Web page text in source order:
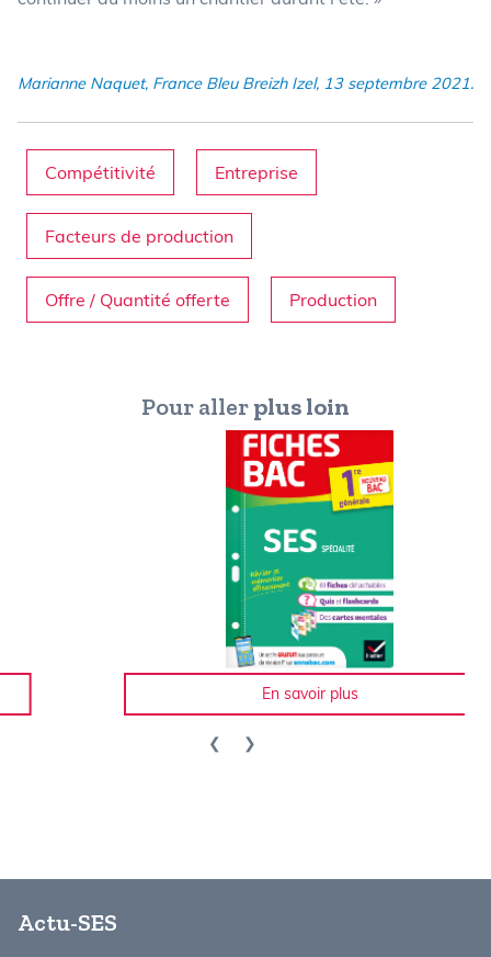
Marianne Naquet, France Bleu Breizh Izel, 13 septembre 2021.
Compétitivité Entreprise
Facteurs de production
Offre / Quantité offerte Production
Pour allerplus loin
En savoir plus
Actu-SES